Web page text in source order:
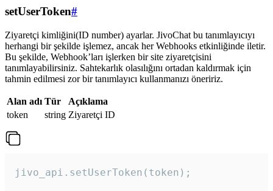
setUserToken#
Ziyaretçi kimliğini(ID number) ayarlar. JivoChat bu tanımlayıcıyı
herhangi bir şekilde işlemez, ancak her Webhooks etkinliğinde iletir.
Bu şekilde, Webhook’ları işlerken bir site ziyaretçisini
tanımlayabilirsiniz. Sahtekarlık olasılığını ortadan kaldırmak için
tahmin edilmesi zor bir tanımlayıcı kullanmanızı öneririz.
Alan adı Tür
Açıklama
token
string Ziyaretçi ID
jivo_api.setUserToken(token);